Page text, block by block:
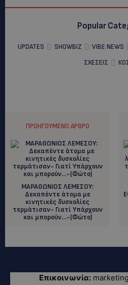
Popular
UPDATES SHOWBIZ VIBE NEWS
ΣΧΕΣΕΙΣ
ΠΡΟΗΓΟΎΜΕΝΟ ΆΡΘΡΟ
ΜΑΡΑΘΩΝΙΟΣ ΛΕΜΕΣΟΥ:
Δεκαπέντε άτομα με
κινητικές δυσκολίες
τερμάτισαν- Γιατί Υπάρχουν
και μπορούν…-(Φώτο)
Επικοινωνία: